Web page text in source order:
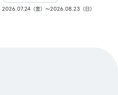
2026.07.24（金）〜2026.08.23（日）